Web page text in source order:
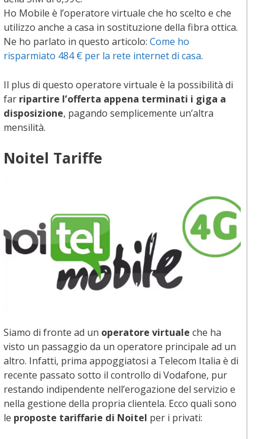
Ho Mobile è l’operatore virtuale che ho scelto e che
utilizzo anche a casa in sostituzione della fibra ottica.
Ne ho parlato in questo articolo: Come ho
risparmiato 484 € per la rete internet di casa.
Il plus di questo operatore virtuale è la possibilità di
far ripartire l’offerta appena terminati i giga a
disposizione, pagando semplicemente un’altra
mensilità.
Noitel Tariffe
Siamo di fronte ad un operatore virtuale che ha
visto un passaggio da un operatore principale ad un
altro. Infatti, prima appoggiatosi a Telecom Italia è di
recente passato sotto il controllo di Vodafone, pur
restando indipendente nell’erogazione del servizio e
nella gestione della propria clientela. Ecco quali sono
le proposte tariffarie di Noitel per i privati: